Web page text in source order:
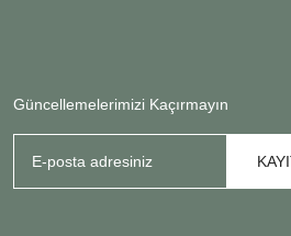
Güncellemelerimizi Kaçırmayın